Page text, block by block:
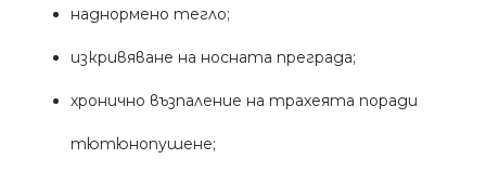
наднормено тегло;
изкривяване на носната преграда;
хронично възпаление на трахеята поради
тютюнопушене;